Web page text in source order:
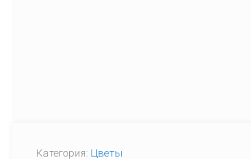
Категория: Цветы